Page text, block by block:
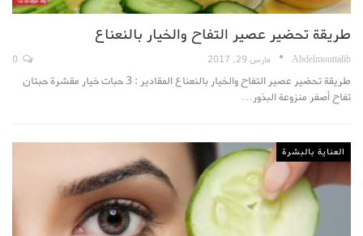
طريقة تحضير عصير التفاح والخيار بالنعناع
Abdelmouttalib مارس 29, 2017
طريقة تحضير عصير التفاح والخيار بالنعناع المقادير : 3 حبات خيار مقشرة حبتان
تفاح أصفر منزوعة البذور…
العناية بالبشرة